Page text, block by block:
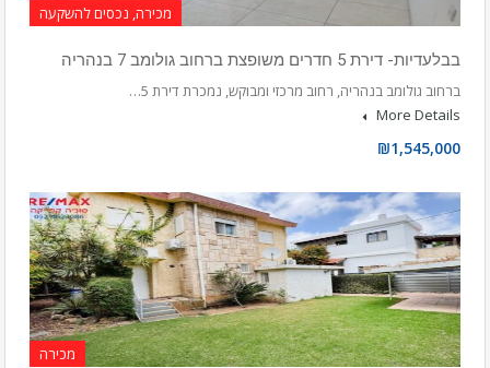
מכירה, נכסים להשקעה
בבלעדיות- דירת 5 חדרים משופצת ברחוב גולומב 7 בנהריה
ברחוב גולומב בנהריה, רחוב מרכזי ומבוקש, נמכרת דירת 5…
More Details
₪1,545,000
מכירה